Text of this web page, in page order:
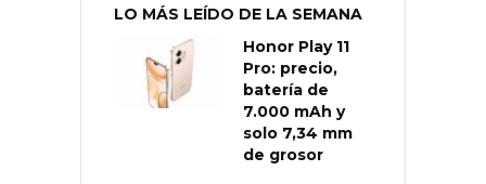
LO MÁS LEÍDO DE LA SEMANA
Honor Play 11
Pro: precio,
batería de
7.000 mAh y
solo 7,34 mm
de grosor